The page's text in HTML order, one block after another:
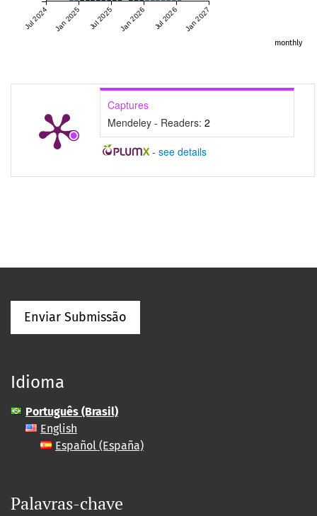
Jul 2024 Jan 2025 Jul 2025 Jan 2026 Jul 2026 Jan 2027
monthly
Captures
Mendeley - Readers: 2
- see details
Enviar Submissão
Idioma
Português (Brasil)
English
Español (España)
Palavras-chave